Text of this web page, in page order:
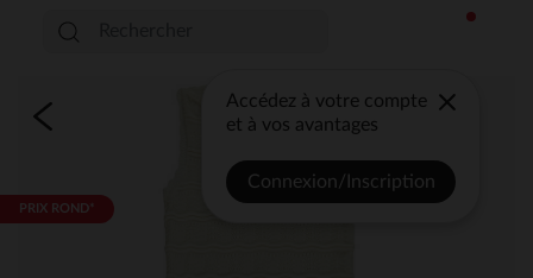
Accédez à votre compte
et à vos avantages
Connexion/Inscription
PRIX ROND*